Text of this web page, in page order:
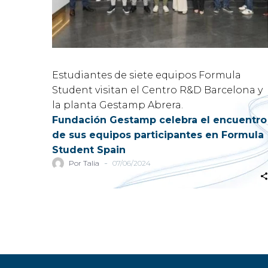
Por Talia - 07/06/2024
Fundación Gestamp celebra el encuentro
de sus equipos participantes en Formula
Student Spain
Estudiantes de siete equipos Formula
Student visitan el Centro R&D Barcelona y
la planta Gestamp Abrera.